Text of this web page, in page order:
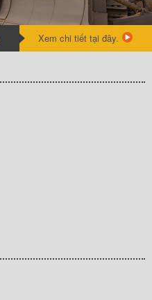
Xem chi tiết tại đây.